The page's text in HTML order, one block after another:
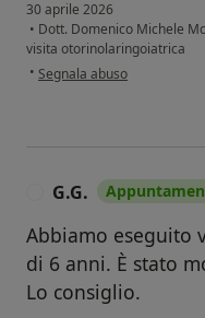
30 aprile 2026
• Dott. Domenico Michele
visita otorinolaringoiatrica
• secondo l'opinione
Segnala abuso
G.G.
Abbiamo eseguito
di 6 anni. È stato
Lo consiglio.